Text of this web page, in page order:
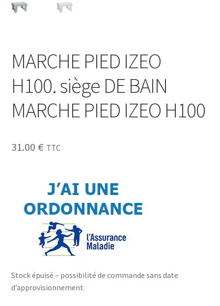
MARCHE PIED IZEO
H100. siège DE BAIN
MARCHE PIED IZEO H100
31.00 € TTC
Stock épuisé – possibilité de commande sans date
d’approvisionnement